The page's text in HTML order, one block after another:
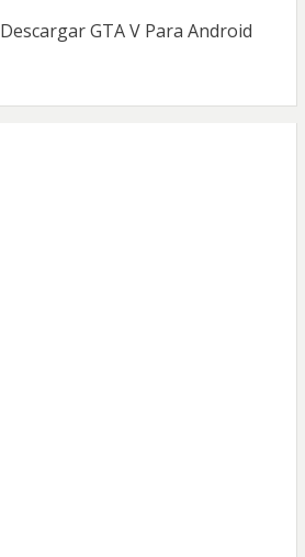
Descargar GTA V Para Android